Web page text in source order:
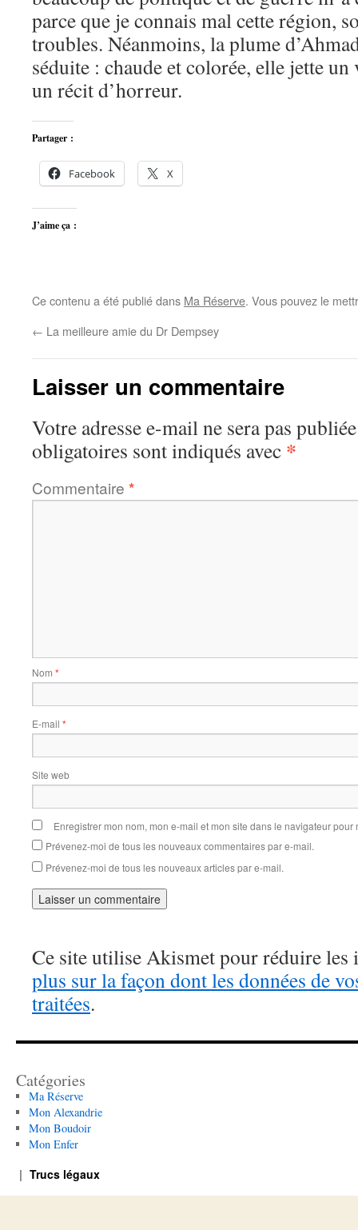
parce que je connais mal cette région,
troubles. Néanmoins, la plume
séduite : chaude et colorée, elle jette
un récit d’horreur.
Partager :
Facebook X
J’aime ça :
Ce contenu a été publié dans Ma Réserve. Vous pouvez le
← La meilleure amie du Dr Dempsey
Laisser un commentaire
Votre adresse e-mail ne sera pas
obligatoires sont indiqués avec *
Commentaire *
Nom *
E-mail *
Site web
Enregistrer mon nom, mon e-mail et mon site dans le navigateur
Prévenez-moi de tous les nouveaux commentaires par e-mail.
Prévenez-moi de tous les nouveaux articles par e-mail.
Ce site utilise Akismet pour réduire les
plus sur la façon dont les données de
traitées.
Catégories
Ma Réserve
Mon Alexandrie
Mon Boudoir
Mon Enfer
Trucs légaux